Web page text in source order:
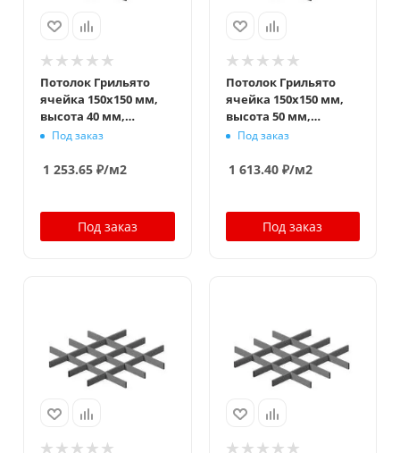
Потолок Грильято
ячейка 150x150 мм,
высота 40 мм,
ширина 10 мм,
Под заказ
1 253.65 ₽/м2
Под заказ
Потолок Грильято
ячейка 150x150 мм,
высота 50 мм,
ширина 10 мм,
Под заказ
1 613.40₽/м2
Под заказ